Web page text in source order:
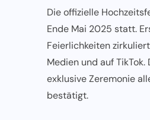
Die offizielle
Ende Mai 2025 statt.
Feierlichkeiten
Medien und auf
exklusive Zeremonie
bestätigt.